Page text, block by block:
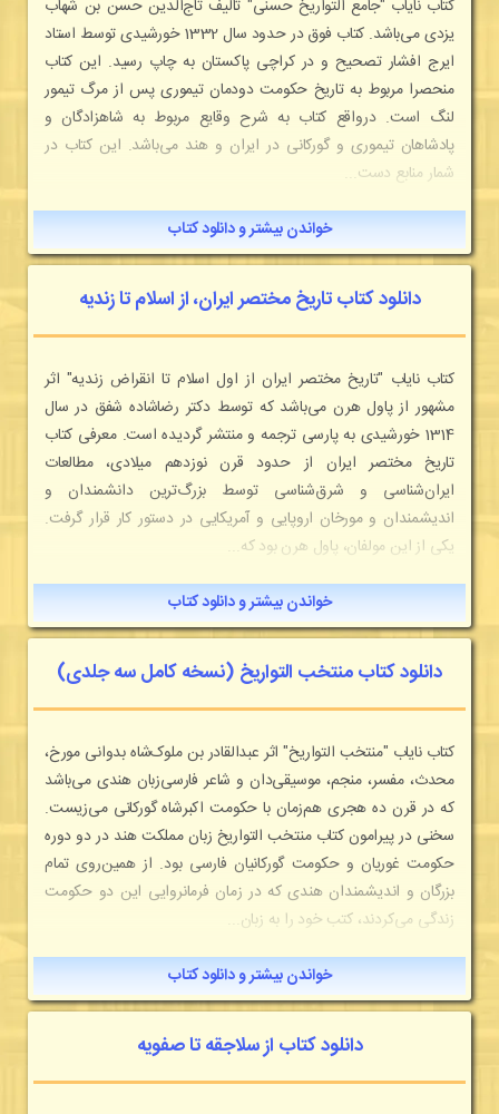
کتاب نایاب "جامع التواریخ حسنی" تالیف تاج‌الدین حسن بن شهاب
یزدی می‌باشد. کتاب فوق در حدود سال 1332 خورشیدی توسط استاد
ایرج افشار تصحیح و در کراچی پاکستان به چاپ رسید. این کتاب
منحصرا مربوط به تاریخ حکومت دودمان تیموری پس از مرگ تیمور
لنگ است. درواقع کتاب به شرح وقایع مربوط به شاهزادگان و
پادشاهان تیموری و گورکانی در ایران و هند می‌باشد. این کتاب در
شمار منابع دست...
خواندن بیشتر و دانلود کتاب
دانلود کتاب تاریخ مختصر ایران، از اسلام تا زندیه
کتاب نایاب "تاریخ مختصر ایران از اول اسلام تا انقراض زندیه" اثر
مشهور از پاول هرن می‌باشد که توسط دکتر رضاشاده شفق در سال
1314 خورشیدی به پارسی ترجمه و منتشر گردیده است. معرفی کتاب
تاریخ مختصر ایران از حدود قرن نوزدهم میلادی، مطالعات
ایران‌شناسی و شرق‌شناسی توسط بزرگ‌ترین دانشمندان و
اندیشمندان و مورخان اروپایی و آمریکایی در دستور کار قرار گرفت.
یکی از این مولفان، پاول هرن بود که...
خواندن بیشتر و دانلود کتاب
دانلود کتاب منتخب التواریخ (نسخه کامل سه جلدی)
کتاب نایاب "منتخب التواریخ" اثر عبدالقادر بن ملوک‌شاه بدوانی مورخ،
محدث، مفسر، منجم، موسیقی‌دان و شاعر فارسی‌زبان هندی می‌باشد
که در قرن ده هجری هم‌زمان با حکومت اکبرشاه گورکانی می‌زیست.
سخنی در پیرامون کتاب منتخب التواریخ زبان مملکت هند در دو دوره
حکومت غوریان و حکومت گورکانیان فارسی بود. از همین‌روی تمام
بزرگان و اندیشمندان هندی که در زمان فرمانروایی این دو حکومت
زندگی می‌کردند، کتب خود را به زبان...
خواندن بیشتر و دانلود کتاب
دانلود کتاب از سلاجقه تا صفویه